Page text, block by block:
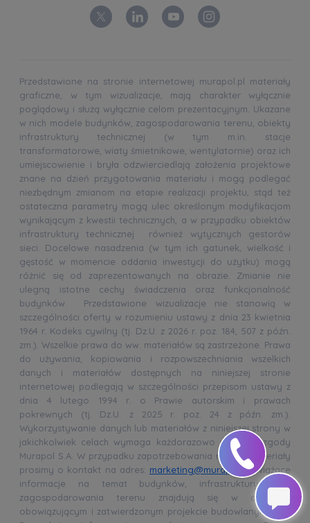
Przedstawione na stronie internetowej murapol.pl materiały
graficzne, w tym wizualizacje, mają charakter wyłącznie
poglądowy i służą wyłącznie celom prezentacyjnym. Ukazane
w nich modele budynków, zagospodarowania terenu, obiekty
infrastruktury technicznej (w tym m.in. stacje
transformatorowe, wiaty śmietnikowe, wentylatornie) oraz ich
umiejscowienie i bryła odzwierciedlają założenia projektowe
znane na dzień przygotowania materiału i mogą podlegać
niezbędnym zmianom na etapie realizacji projektu, stąd też
ostateczna parametry mogą ulec określonym modyfikacjom
wynikającym z kwestii technicznych, a w przypadku obiektów
infrastruktury technicznej również wytycznych gestorów
sieci. Docelowe nasadzenia (w tym ich gatunek, wielkość i
gęstość w momencie oddania inwestycji do użytku) mogą
różnić się od zaprezentowanych na obrazie. Zmianie nie
ulegną istotne cechy świadczenia oraz funkcjonalność
budynków. Przedstawione wizualizacje nie stanowią w
szczególności oferty w rozumieniu ustawy z dnia 23 kwietnia
1964 r. Kodeks cywilny (tj. Dz.U. z 2026 r. poz. 184, 507 z późn.
zm.). Wszelkie prawa do ww. materiałów są zastrzeżone. Prawa
do używania, kopiowania i rozpowszechniania wszelkich
danych i materiałów dostępnych na niniejszej stronie
internetowej podlegają w szczególności przepisom ustawy z
dnia 4 lutego 1994 r. o Prawie autorskim i prawach
pokrewnych (tj. Dz.U. z 2025 r. poz. 24 z późn. zm.).
Wykorzystywanie danych lub materiałów z niniejszej strony w
jakichkolwiek celach wymaga każdorazowo pisemnej zgody
Murapol S.A. W przypadku zapotrzebowania na ww. materiały
prosimy o kontakt na adres: marketing@murapol.pl. Wiążące
informacje na temat budynków, infrastruktury oraz
zagospodarowania terenu znajdują się w aktualnie
obowiązującym i zatwierdzonym projekcie budowlanym oraz